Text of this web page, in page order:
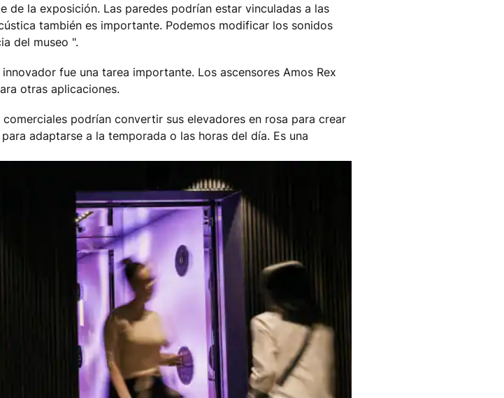
la exposición. Las paredes podrían estar vinculadas a las
también es importante. Podemos modificar los sonidos
del museo ".
fue una tarea importante. Los ascensores Amos Rex
otras aplicaciones.
podrían convertir sus elevadores en rosa para crear
adaptarse a la temporada o las horas del día. Es una